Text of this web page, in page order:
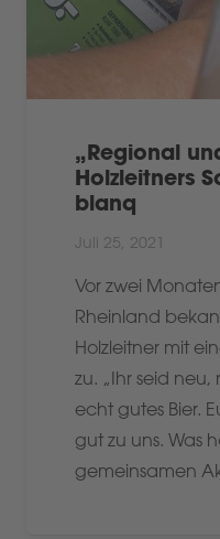
„Regional
Holzleitners
blanq
Juli 25, 2021
Vor zwei
Rheinland
Holzleitner mit
zu. „Ihr seid
echt gutes Bier.
gut zu uns. Was
gemeinsamen